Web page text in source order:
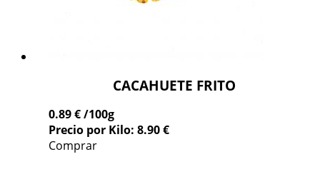
CACAHUETE FRITO
0.89 €/100g
Precio por Kilo: 8.90 €
Comprar